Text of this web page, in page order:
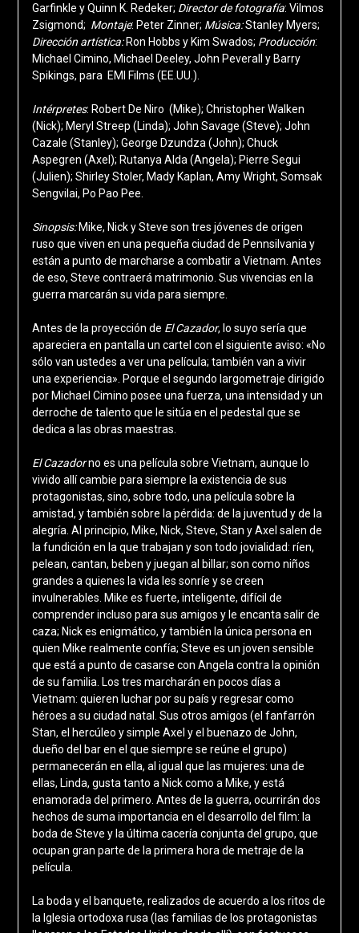
Garfinkle y Quinn K. Redeker; Director de fotografía: Vilmos
Zsigmond; Montaje: Peter Zinner; Música:Stanley Myers;
Dirección artística: Ron Hobbs y Kim Swados; Producción:
Michael Cimino, Michael Deeley, John Peverall y Barry
Spikings, para EMI Films (EE.UU.).
Intérpretes: Robert De Niro (Mike); Christopher Walken
(Nick); Meryl Streep (Linda); John Savage (Steve); John
Cazale (Stanley); George Dzundza (John); Chuck
Aspegren (Axel); Rutanya Alda (Angela); Pierre Segui
(Julien); Shirley Stoler, Mady Kaplan, Amy Wright, Somsak
Sengvilai, Po Pao Pee.
Sinopsis: Mike, Nick y Steve son tres jóvenes de origen
ruso que viven en una pequeña ciudad de Pennsilvania y
están a punto de marcharse a combatir a Vietnam. Antes
de eso, Steve contraerá matrimonio. Sus vivencias en la
guerra marcarán su vida para siempre.
Antes de la proyección de El Cazador, lo suyo sería que
apareciera en pantalla un cartel con el siguiente aviso: «No
sólo van ustedes a ver una película; también van a vivir
una experiencia». Porque el segundo largometraje dirigido
por Michael Cimino posee una fuerza, una intensidad y un
derroche de talento que le sitúa en el pedestal que se
dedica a las obras maestras.
El Cazadorno es una película sobre Vietnam, aunque lo
vivido allí cambie para siempre la existencia de sus
protagonistas, sino, sobre todo, una película sobre la
amistad, y también sobre la pérdida: de la juventud y de la
alegría. Al principio, Mike, Nick, Steve, Stan y Axel salen de
la fundición en la que trabajan y son todo jovialidad: ríen,
pelean, cantan, beben y juegan al billar; son como niños
grandes a quienes la vida les sonríe y se creen
invulnerables. Mike es fuerte, inteligente, difícil de
comprender incluso para sus amigos y le encanta salir de
caza; Nick es enigmático, y también la única persona en
quien Mike realmente confía; Steve es un joven sensible
que está a punto de casarse con Angela contra la opinión
de su familia. Los tres marcharán en pocos días a
Vietnam: quieren luchar por su país y regresar como
héroes a su ciudad natal. Sus otros amigos (el fanfarrón
Stan, el hercúleo y simple Axel y el buenazo de John,
dueño del bar en el que siempre se reúne el grupo)
permanecerán en ella, al igual que las mujeres: una de
ellas, Linda, gusta tanto a Nick como a Mike, y está
enamorada del primero. Antes de la guerra, ocurrirán dos
hechos de suma importancia en el desarrollo del film: la
boda de Steve y la última cacería conjunta del grupo, que
ocupan gran parte de la primera hora de metraje de la
película.
La boda y el banquete, realizados de acuerdo a los ritos de
la Iglesia ortodoxa rusa (las familias de los protagonistas